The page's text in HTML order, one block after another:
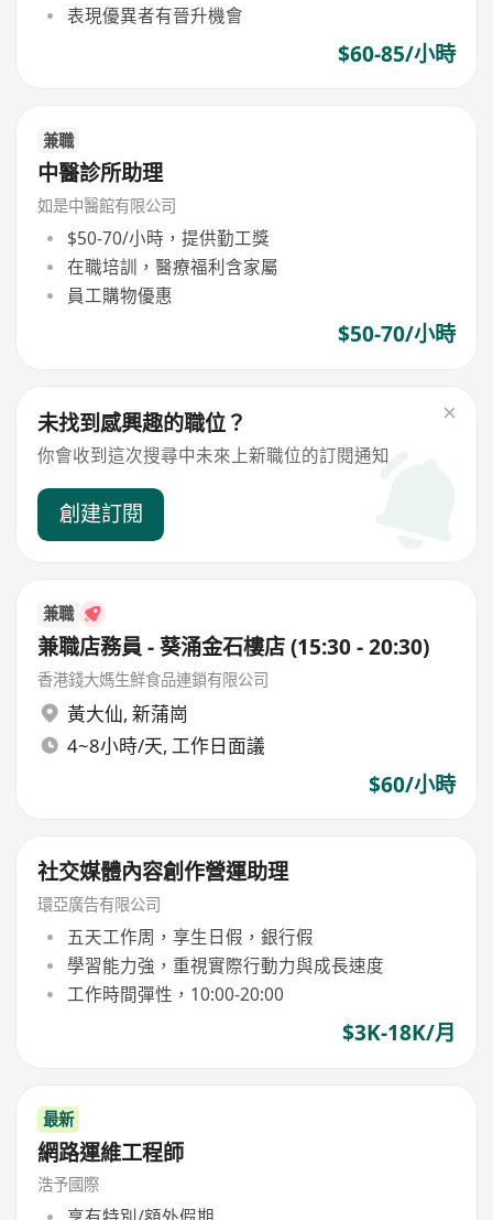
表現優異者有晉升機會
$60-85/小時
兼職
中醫診所助理
如是中醫館有限公司
$50-70/小時，提供勤工獎
在職培訓，醫療福利含家屬
員工購物優惠
$50-70/小時
未找到感興趣的職位？
你會收到這次搜尋中未來上新職位的訂閱通知
創建訂閱
兼職
兼職店務員 - 葵涌金石樓店 (15:30 - 20:30)
香港錢大媽生鮮食品連鎖有限公司
黃大仙, 新蒲崗
4~8小時/天, 工作日面議
$60/小時
社交媒體內容創作營運助理
環亞廣告有限公司
五天工作周，享生日假，銀行假
學習能力強，重視實際行動力與成長速度
工作時間彈性，10:00-20:00
$3K-18K/月
最新
網路運維工程師
浩予國際